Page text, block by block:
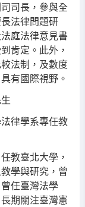
司長，參與全
法律問題研
庭法律意見書
肯定。此外，
法制，及數度
有國際視野。
律學系專任教
教臺北大學，
學與研究，曾
任臺灣法學
期關注臺灣憲